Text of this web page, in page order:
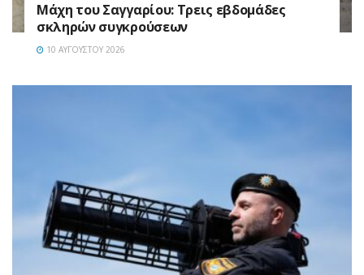
Μάχη του Σαγγαρίου: Τρεις εβδομάδες
σκληρών συγκρούσεων
10 ΑΥΓΟΎΣΤΟΥ 2026